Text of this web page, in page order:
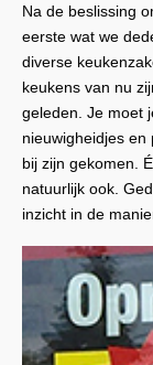
Na de beslissing
eerste wat we
diverse
keukens van nu
geleden. Je moet
nieuwigheidjes en
bij zijn gekomen.
natuurlijk ook.
inzicht in de